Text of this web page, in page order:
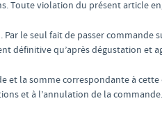
Toute violation du présent article
le seul fait de passer
définitive qu’après dégustation et
la somme correspondante à
et à l’annulation de la commande.